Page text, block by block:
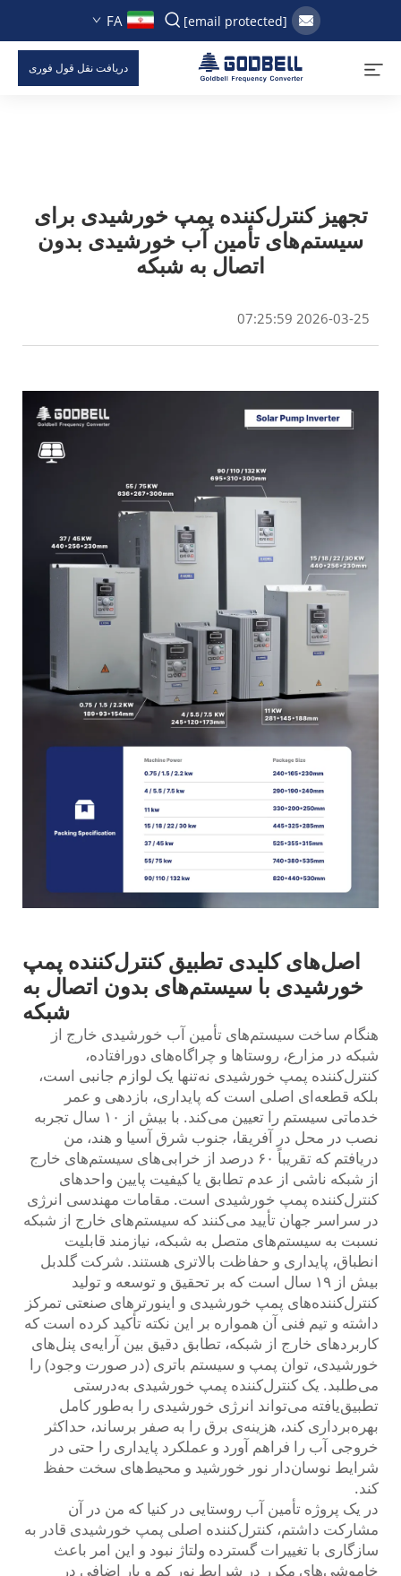
[email protected]
FA
دریافت نقل قول فوری
تجهیز کنترل‌کننده پمپ خورشیدی برای
سیستم‌های تأمین آب خورشیدی بدون
اتصال به شبکه
2026-03-25 07:25:59
اصل‌های کلیدی تطبیق کنترل‌کننده پمپ
خورشیدی با سیستم‌های بدون اتصال به
شبکه
هنگام ساخت سیستم‌های تأمین آب خورشیدی خارج از
شبکه در مزارع، روستاها و چراگاه‌های دورافتاده،
کنترل‌کننده پمپ خورشیدی نه‌تنها یک لوازم جانبی است،
بلکه قطعه‌ای اصلی است که پایداری، بازدهی و عمر
خدماتی سیستم را تعیین می‌کند. با بیش از ۱۰ سال تجربه
نصب در محل در آفریقا، جنوب شرق آسیا و هند، من
دریافتم که تقریباً ۶۰ درصد از خرابی‌های سیستم‌های خارج
از شبکه ناشی از عدم تطابق یا کیفیت پایین واحدهای
کنترل‌کننده پمپ خورشیدی است. مقامات مهندسی انرژی
در سراسر جهان تأیید می‌کنند که سیستم‌های خارج از شبکه
نسبت به سیستم‌های متصل به شبکه، نیازمند قابلیت
انطباق، پایداری و حفاظت بالاتری هستند. شرکت گلدبل
بیش از ۱۹ سال است که بر تحقیق و توسعه و تولید
کنترل‌کننده‌های پمپ خورشیدی و اینورترهای صنعتی تمرکز
داشته و تیم فنی آن همواره بر این نکته تأکید کرده است که
کاربردهای خارج از شبکه، تطابق دقیق بین آرایه‌ی پنل‌های
خورشیدی، توان پمپ و سیستم باتری (در صورت وجود) را
می‌طلبد. یک کنترل‌کننده پمپ خورشیدی به‌درستی
تطبیق‌یافته می‌تواند انرژی خورشیدی را به‌طور کامل
بهره‌برداری کند، هزینه‌ی برق را به صفر برساند، حداکثر
خروجی آب را فراهم آورد و عملکرد پایداری را حتی در
شرایط نوسان‌دار نور خورشید و محیط‌های سخت حفظ
کند.
در یک پروژه تأمین آب روستایی در کنیا که من در آن
مشارکت داشتم، کنترل‌کننده اصلی پمپ خورشیدی قادر به
سازگاری با تغییرات گسترده ولتاژ نبود و این امر باعث
خاموشی‌های مکرر در شرایط نور کم و بار اضافی در